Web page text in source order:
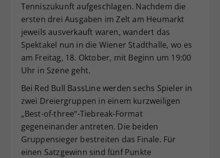
Tenniszukunft aufgeschlagen. Nachdem die
ersten drei Ausgaben im Zelt am Heumarkt
jeweils ausverkauft waren, wandert das
Spektakel nun in die Wiener Stadthalle, wo es
am Freitag, 18. Oktober, mit Beginn um 19:00
Uhr in Szene geht.
Bei Red Bull BassLine werden sechs Spieler in
zwei Dreiergruppen in einem kurzweiligen
„Best-of-three“-Tiebreak-Format
gegeneinander antreten. Die beiden
Gruppensieger bestreiten das Finale. Für
einen Satzgewinn sind fünf Punkte